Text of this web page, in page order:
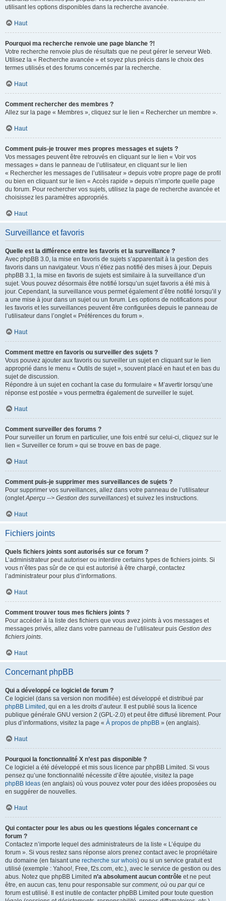
utilisant les options disponibles dans la recherche avancée.
Haut
Pourquoi ma recherche renvoie une page blanche ?!
Votre recherche renvoie plus de résultats que ne peut gérer le serveur Web.
Utilisez la « Recherche avancée » et soyez plus précis dans le choix des
termes utilisés et des forums concernés par la recherche.
Haut
Comment rechercher des membres ?
Allez sur la page « Membres », cliquez sur le lien « Rechercher un membre ».
Haut
Comment puis-je trouver mes propres messages et sujets ?
Vos messages peuvent être retrouvés en cliquant sur le lien « Voir vos
messages » dans le panneau de l’utilisateur, en cliquant sur le lien
« Rechercher les messages de l’utilisateur » depuis votre propre page de profil
ou bien en cliquant sur le lien « Accès rapide » depuis n’importe quelle page
du forum. Pour rechercher vos sujets, utilisez la page de recherche avancée et
choisissez les paramètres appropriés.
Haut
Surveillance et favoris
Quelle est la différence entre les favoris et la surveillance ?
Avec phpBB 3.0, la mise en favoris de sujets s’apparentait à la gestion des
favoris dans un navigateur. Vous n’étiez pas notifié des mises à jour. Depuis
phpBB 3.1, la mise en favoris de sujets est similaire à la surveillance d’un
sujet. Vous pouvez désormais être notifié lorsqu’un sujet favoris a été mis à
jour. Cependant, la surveillance vous permet également d’être notifié lorsqu’il y
a une mise à jour dans un sujet ou un forum. Les options de notifications pour
les favoris et les surveillances peuvent être configurées depuis le panneau de
l’utilisateur dans l’onglet « Préférences du forum ».
Haut
Comment mettre en favoris ou surveiller des sujets ?
Vous pouvez ajouter aux favoris ou surveiller un sujet en cliquant sur le lien
approprié dans le menu « Outils de sujet », souvent placé en haut et en bas du
sujet de discussion.
Répondre à un sujet en cochant la case du formulaire « M’avertir lorsqu’une
réponse est postée » vous permettra également de surveiller le sujet.
Haut
Comment surveiller des forums ?
Pour surveiller un forum en particulier, une fois entré sur celui-ci, cliquez sur le
lien « Surveiller ce forum » qui se trouve en bas de page.
Haut
Comment puis-je supprimer mes surveillances de sujets ?
Pour supprimer vos surveillances, allez dans votre panneau de l’utilisateur
(ongletAperçu --> Gestion des surveillances) et suivez les instructions.
Haut
Fichiers joints
Quels fichiers joints sont autorisés sur ce forum ?
L’administrateur peut autoriser ou interdire certains types de fichiers joints. Si
vous n’êtes pas sûr de ce qui est autorisé à être chargé, contactez
l’administrateur pour plus d’informations.
Haut
Comment trouver tous mes fichiers joints ?
Pour accéder à la liste des fichiers que vous avez joints à vos messages et
messages privés, allez dans votre panneau de l’utilisateur puis Gestion des
fichiers joints.
Haut
Concernant phpBB
Qui a développé ce logiciel de forum ?
Ce logiciel (dans sa version non modifiée) est développé et distribué par
phpBB Limited , qui en a les droits d’auteur. Il est publié sous la licence
publique générale GNU version 2 (GPL-2.0) et peut être diffusé librement. Pour
plus d’informations, visitez la page « À propos de phpBB » (en anglais).
Haut
Pourquoi la fonctionnalité X n’est pas disponible ?
Ce logiciel a été développé et mis sous licence par phpBB Limited. Si vous
pensez qu’une fonctionnalité nécessite d’être ajoutée, visitez la page
phpBB Ideas (en anglais) où vous pouvez voter pour des idées proposées ou
en suggérer de nouvelles.
Haut
Qui contacter pour les abus ou les questions légales concernant ce
forum ?
Contactez n’importe lequel des administrateurs de la liste « L’équipe du
forum ». Si vous restez sans réponse alors prenez contact avec le propriétaire
du domaine (en faisant une recherche sur whois) ou si un service gratuit est
utilisé (exemple : Yahoo!, Free, f2s.com, etc.), avec le service de gestion ou des
abus. Notez que phpBB Limited n’a absolument aucun contrôle et ne peut
être, en aucun cas, tenu pour responsable sur comment, où ou par qui ce
forum est utilisé. Il est inutile de contacter phpBB Limited pour toute question